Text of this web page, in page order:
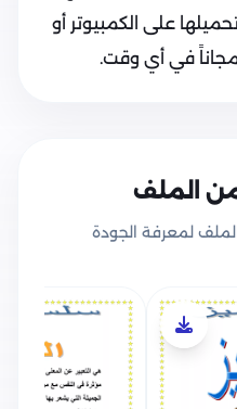
على الكمبيوتر أو
مجاناً في أي وقت.
الملف
لمعرفة الجودة